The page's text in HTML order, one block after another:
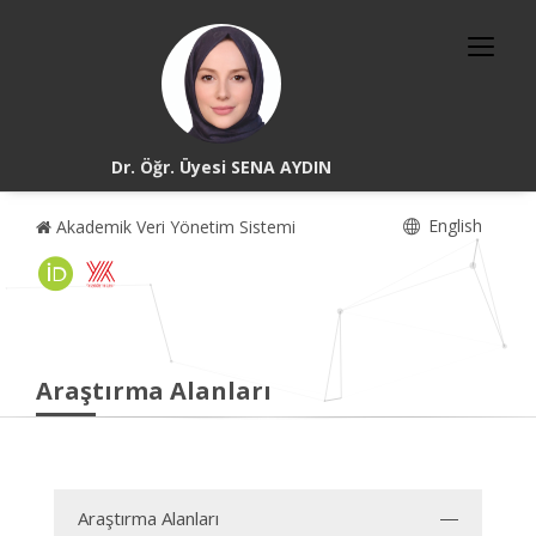
Dr. Öğr. Üyesi SENA AYDIN
Akademik Veri Yönetim Sistemi English
Araştırma Alanları
Araştırma Alanları